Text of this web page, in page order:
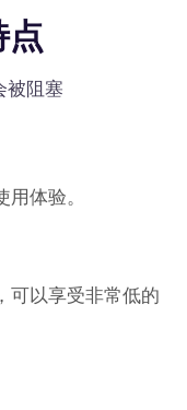
点
被阻塞
体验。
可以享受非常低的